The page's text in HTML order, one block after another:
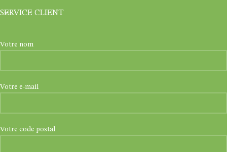
SERVICE CLIENT
Votre nom
Votre e-mail
Votre code postal